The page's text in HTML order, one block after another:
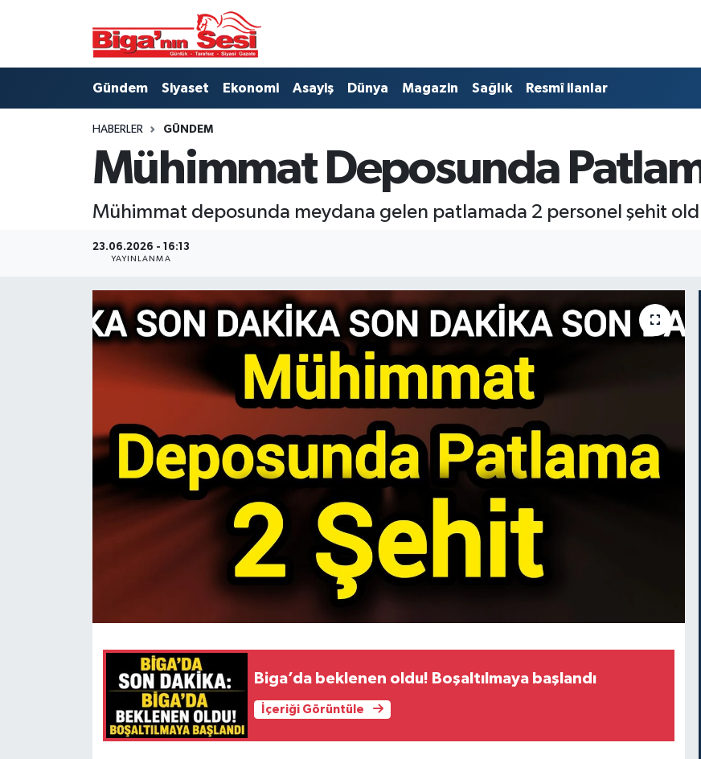
Gündem Siyaset Ekonomi Asayiş Dünya Magazin Sağlık Resmî ilanlar
HABERLER GÜNDEM
Mühimmat Deposunda
Mühimmat deposunda meydana gelen patlamada 2 personel şehit
23.06.2026 - 16:13
YAYINLANMA
Biga’da beklenen oldu! Boşaltılmaya başlandı
İçeriği Görüntüle
Belediye
Ekonomi
Hava Durumu
Resmî ilanlar
Çanakkale Hava Durumu
Tüm Manşetler
Haber Arşivi